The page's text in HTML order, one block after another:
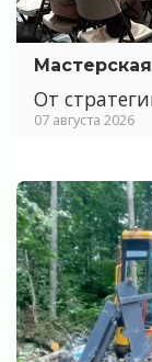
От
07 августа 2026